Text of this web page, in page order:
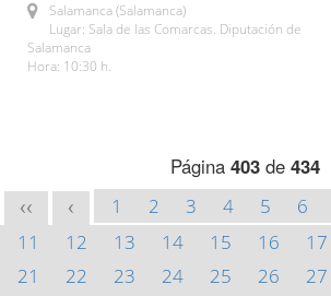
Salamanca (Salamanca)
Lugar: Sala de las Comarcas. Diputación de
Salamanca
Hora: 10:30 h.
Página 403de 434
<< < 1 2 3 4 5 6
11
12 13 14 15 16 17
21
22 23 24 25 26 27